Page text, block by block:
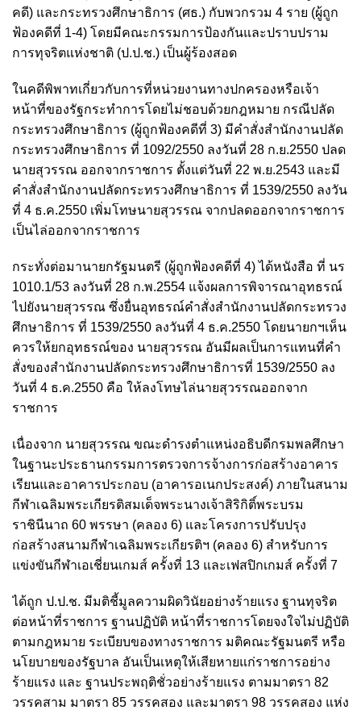
คดี) และกระทรวงศึกษาธิการ (ศธ.) กับพวกรวม 4 ราย (ผู้ถูก
ฟ้องคดีที่ 1-4) โดยมีคณะกรรมการป้องกันและปราบปราม
การทุจริตแห่งชาติ (ป.ป.ช.) เป็นผู้ร้องสอด
ในคดีพิพาทเกี่ยวกับการที่หน่วยงานทางปกครองหรือเจ้า
หน้าที่ของรัฐกระทำการโดยไม่ชอบด้วยกฎหมาย กรณีปลัด
กระทรวงศึกษาธิการ (ผู้ถูกฟ้องคดีที่ 3) มีคำสั่งสำนักงานปลัด
กระทรวงศึกษาธิการ ที่ 1092/2550 ลงวันที่ 28 ก.ย.2550 ปลด
นายสุวรรณ ออกจากราชการ ตั้งแต่วันที่ 22 พ.ย.2543 และมี
คำสั่งสำนักงานปลัดกระทรวงศึกษาธิการ ที่ 1539/2550 ลงวัน
ที่ 4 ธ.ค.2550 เพิ่มโทษนายสุวรรณ จากปลดออกจากราชการ
เป็นไล่ออกจากราชการ
กระทั่งต่อมานายกรัฐมนตรี (ผู้ถูกฟ้องคดีที่ 4) ได้หนังสือ ที่ นร
1010.1/53 ลงวันที่ 28 ก.พ.2554 แจ้งผลการพิจารณาอุทธรณ์
ไปยังนายสุวรรณ ซึ่งยื่นอุทธรณ์คำสั่งสำนักงานปลัดกระทรวง
ศึกษาธิการ ที่ 1539/2550 ลงวันที่ 4 ธ.ค.2550 โดยนายกฯเห็น
ควรให้ยกอุทธรณ์ของ นายสุวรรณ อันมีผลเป็นการแทนที่คำ
สั่งของสำนักงานปลัดกระทรวงศึกษาธิการที่ 1539/2550 ลง
วันที่ 4 ธ.ค.2550 คือ ให้ลงโทษไล่นายสุวรรณออกจาก
ราชการ
เนื่องจาก นายสุวรรณ ขณะดำรงตำแหน่งอธิบดีกรมพลศึกษา
ในฐานะประธานกรรมการตรวจการจ้างการก่อสร้างอาคาร
เรียนและอาคารประกอบ (อาคารอเนกประสงค์) ภายในสนาม
กีฬาเฉลิมพระเกียรติสมเด็จพระนางเจ้าสิริกิติ์พระบรม
ราชินีนาถ 60 พรรษา (คลอง 6) และโครงการปรับปรุง
ก่อสร้างสนามกีฬาเฉลิมพระเกียรติฯ (คลอง 6) สำหรับการ
แข่งขันกีฬาเอเชี่ยนเกมส์ ครั้งที่ 13 และเฟสปิกเกมส์ ครั้งที่ 7
ได้ถูก ป.ป.ช. มีมติชี้มูลความผิดวินัยอย่างร้ายแรง ฐานทุจริต
ต่อหน้าที่ราชการ ฐานปฏิบัติ หน้าที่ราชการโดยจงใจไม่ปฏิบัติ
ตามกฎหมาย ระเบียบของทางราชการ มติคณะรัฐมนตรี หรือ
นโยบายของรัฐบาล อันเป็นเหตุให้เสียหายแก่ราชการอย่าง
ร้ายแรง และ ฐานประพฤติชั่วอย่างร้ายแรง ตามมาตรา 82
วรรคสาม มาตรา 85 วรรคสอง และมาตรา 98 วรรคสอง แห่ง